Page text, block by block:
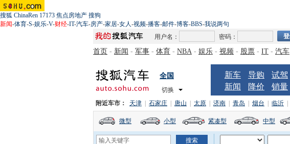
搜狐 ChinaRen 17173 焦点房地产 搜狗
新闻-体育-S-娱乐-V-财经-IT-汽车-房产-家居-女人-视频-播客-邮件-博客-BBS-我说两句
用户名：
密码：
首页 - 新闻 - 军事 - 体育 - NBA - 娱乐 - 视频 - 股票 - IT - 汽车
全国
切换
新车 导购
试驾
新闻
降价 销量
附近车市： 天津 石家庄 唐山 太原 济南 青岛 烟台 临沂
微型 小型 紧凑型 中型